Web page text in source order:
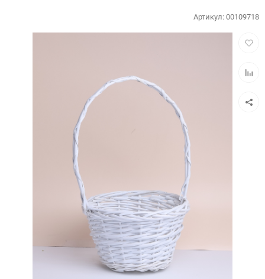
Артикул:00109718